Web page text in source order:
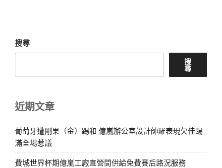
搜尋
搜
尋
近期文章
葡萄牙遭剛果（金）踢和 億嵐辦公室設計帥羅表現欠佳踢
滿全場惹議
費城世界杯期億嵐工廠直營間供給免費賽后路況服務